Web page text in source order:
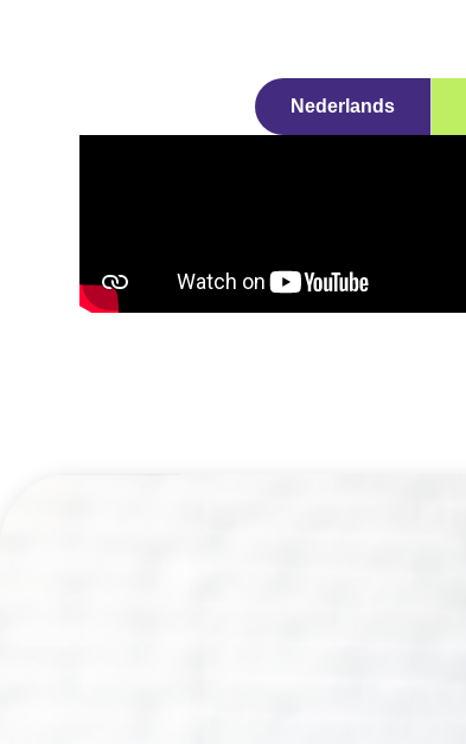
Nederlands